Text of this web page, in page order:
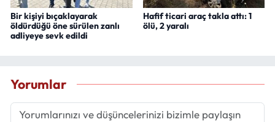
Bir kişiyi bıçaklayarak
öldürdüğü öne sürülen zanlı
adliyeye sevk edildi
Hafif ticari araç takla attı: 1
ölü, 2 yaralı
Yorumlar